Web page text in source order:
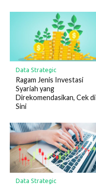
Data Strategic
Ragam Jenis Investasi
Syariah yang
Direkomendasikan, Cek di
Sini
Data Strategic